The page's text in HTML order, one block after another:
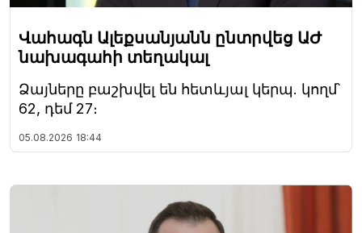
Վահագն Ալեքսանյանն ընտրվեց ԱԺ
նախագահի տեղակալ
Ձայները բաշխվել են հետևյալ կերպ. կողմ՝
62, դեմ 27։
05.08.2026 18:44